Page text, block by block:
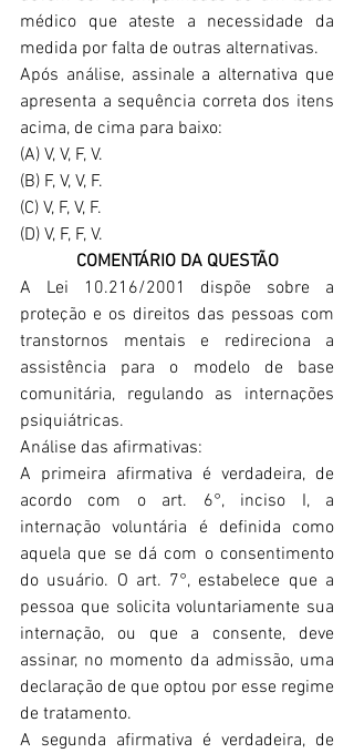
médico que ateste a necessidade da
medida por falta de outras alternativas.
Após análise, assinale a alternativa que
apresenta a sequência correta dos itens
acima, de cima para baixo:
(A) V, V, F, V.
(B) F, V, V, F.
(C) V, F, V, F.
(D) V, F, F, V.
COMENTÁRIO DA QUESTÃO
A Lei 10.216/2001 dispõe sobre a
proteção e os direitos das pessoas com
transtornos mentais e redireciona a
assistência para o modelo de base
comunitária, regulando as internações
psiquiátricas.
Análise das afirmativas:
A primeira afirmativa é verdadeira, de
acordo com o art. 6°, inciso I, a
internação voluntária é definida como
aquela que se dá com o consentimento
do usuário. O art. 7°, estabelece que a
pessoa que solicita voluntariamente sua
internação, ou que a consente, deve
assinar, no momento da admissão, uma
declaração de que optou por esse regime
de tratamento.
A segunda afirmativa é verdadeira, de